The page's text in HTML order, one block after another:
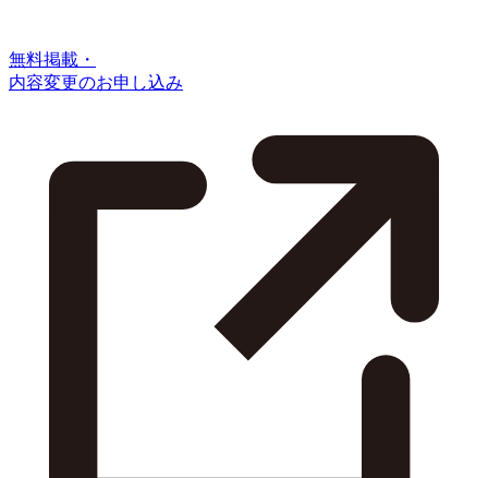
無料掲載・
内容変更のお申し込み